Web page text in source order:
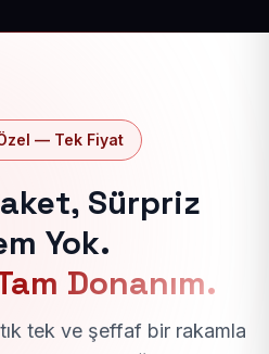
— Tek Fiyat
Sürpriz
Yok.
Donanım.
tek ve şeffaf bir rakamla